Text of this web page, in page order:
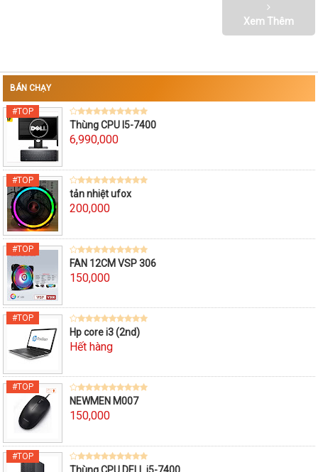
Xem Thêm
BÁN CHẠY
Thùng CPU I5-7400
6,990,000
tản nhiệt ufox
200,000
FAN 12CM VSP 306
150,000
Hp core i3 (2nd)
Hết hàng
NEWMEN M007
150,000